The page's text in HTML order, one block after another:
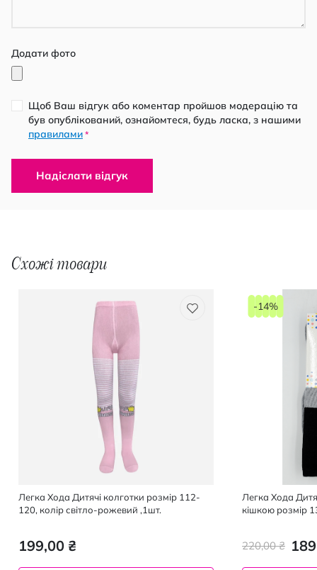
Додати фото
Щоб Ваш відгук або коментар пройшов модерацію та
був опублікований, ознайомтеся, будь ласка, з нашими
правилами *
Надіслати відгук
Схожі товари
Легка Хода Дитячі колготки розмір 112-
120, колір світло-рожевий ,1шт.
199,00 ₴
Легка Хода
кішкою розмір
220,00 ₴
-14%